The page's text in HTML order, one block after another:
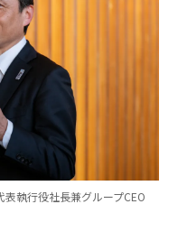
執行役社長兼グループCEO